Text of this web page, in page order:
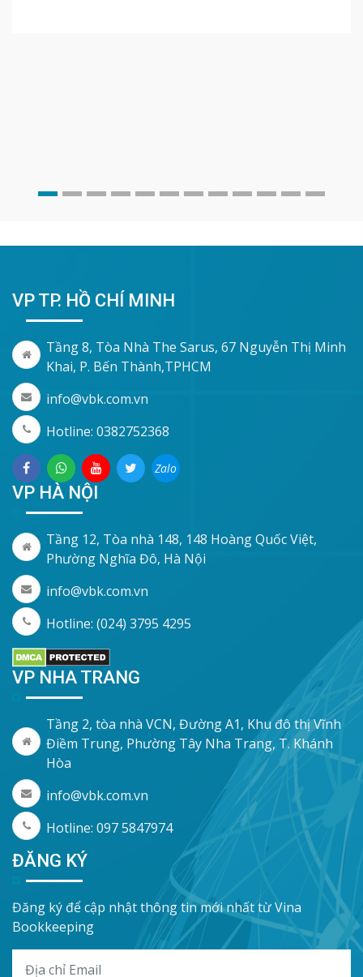
VP TP. HỒ CHÍ MINH
Tầng 8, Tòa Nhà The Sarus, 67 Nguyễn Thị Minh
Khai, P. Bến Thành,TPHCM
info@vbk.com.vn
Hotline: 0382752368
Zalo
VP HÀ NỘI
Tầng 12, Tòa nhà 148, 148 Hoàng Quốc Việt,
Phường Nghĩa Đô, Hà Nội
info@vbk.com.vn
Hotline: (024) 3795 4295
VP NHA TRANG
Tầng 2, tòa nhà VCN, Đường A1, Khu đô thị Vĩnh
Điềm Trung, Phường Tây Nha Trang, T. Khánh
Hòa
info@vbk.com.vn
Hotline: 097 5847974
ĐĂNG KÝ
Đăng ký để cập nhật thông tin mới nhất từ Vina
Bookkeeping